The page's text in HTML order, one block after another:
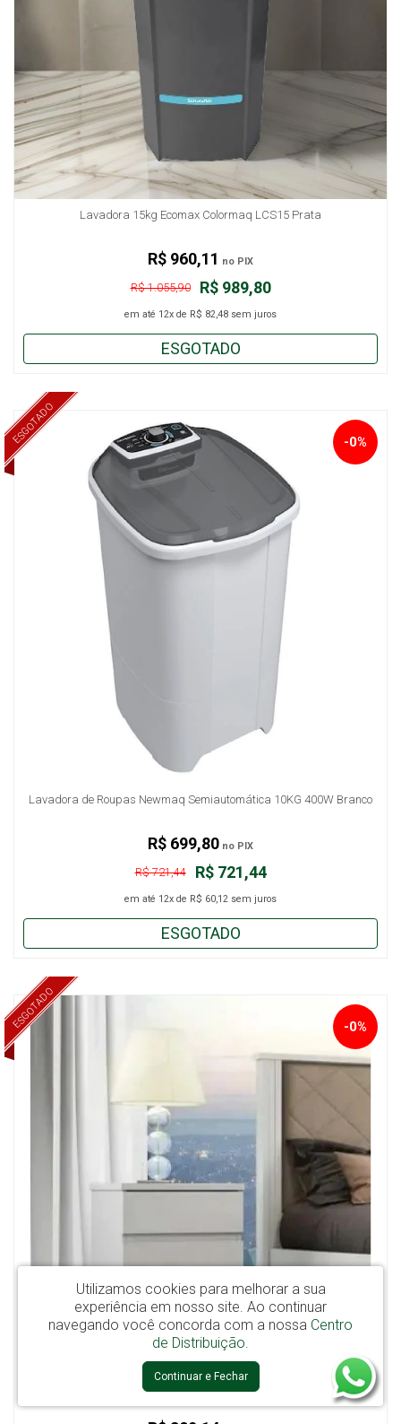
Lavadora 15kg Ecomax Colormaq LCS15 Prata
R$ 989,80
R$ 1.055,90
em até 12x de R$ 82,48 sem juros
R$ 960,11 no PIX
ESGOTADO
ESGOTADO
Lavadora de Roupas Newmaq Semiautomática 10KG 400W Branco
R$ 721,44
R$ 721,44
-0%
em até 12x de R$ 60,12 sem juros
R$ 699,80 no PIX
ESGOTADO
ESGOTADO
Mesa de Cabeceira Bari 3Gav Branco - Novo Horizonte
-0%
Utilizamos cookies para melhorar a sua
experiência em nosso site. Ao continuar
navegando você concorda com a nossa Centro
de Distribuição.
Continuar e Fechar